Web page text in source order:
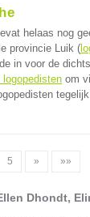
helaas nog
provincie Luik (
in voor de
om
5 » »»
Dhondt,